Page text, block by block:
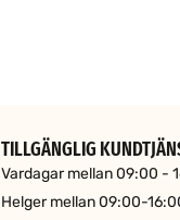
TILLGÄNGLIG
Vardagar mellan 09:00 -
Helger mellan 09:00-